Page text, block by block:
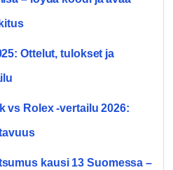
Ottelut, tulokset ja
vs Rolex -vertailu 2026:
kausi 13 Suomessa –